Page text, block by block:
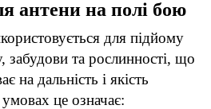
антени на полі бою
для підйому
забудови та рослинності, що
на дальність і якість
це означає: